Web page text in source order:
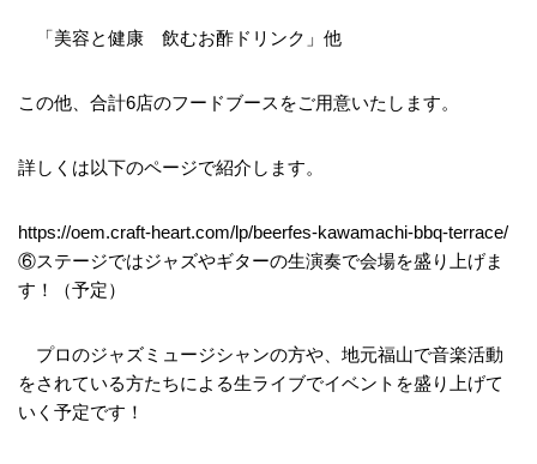
「美容と健康 飲むお酢ドリンク」他
この他、合計6店のフードブースをご用意いたします。
詳しくは以下のページで紹介します。
https://oem.craft-heart.com/lp/beerfes-kawamachi-bbq-terrace/
⑥ステージではジャズやギターの生演奏で会場を盛り上げま
す！（予定）
プロのジャズミュージシャンの方や、地元福山で音楽活動
をされている方たちによる生ライブでイベントを盛り上げて
いく予定です！